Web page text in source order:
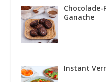
Chocolade-
Ganache
Instant